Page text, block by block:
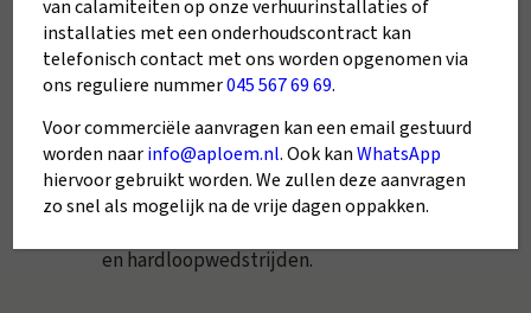
bij ons werkt en geloven dat fysieke en
mentale gezondheid daarvoor
belangrijk zijn. Daarom bieden we de
mogelijkheid om samen met jouw
collega’s gratis deel te nemen aan
diverse sportevenementen, zoals
en hardloopwedstrijden.
van calamiteiten op onze verhuurinstallaties of
installaties met een onderhoudscontract kan
telefonisch contact met ons worden opgenomen via
ons reguliere nummer045 567 69 69.
Voor commerciële aanvragen kan een email gestuurd
worden naarinfo@aploem.nl. Ook kanWhatsApp
hiervoor gebruikt worden. We zullen deze aanvragen
zo snel als mogelijk na de vrije dagen oppakken.